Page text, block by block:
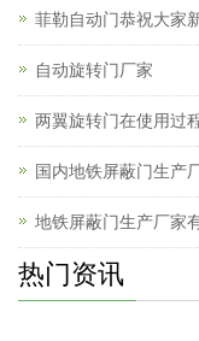
菲勒自动门恭祝大家
自动旋转门厂家
两翼旋转门在使用过
国内地铁屏蔽门生产
地铁屏蔽门生产厂家
热门资讯